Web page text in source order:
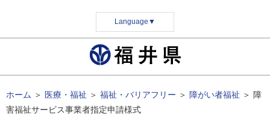
Language ▼
ホーム ＞ 医療・福祉 ＞ 福祉・バリアフリー ＞ 障がい者福祉 ＞ 障
害福祉サービス事業者指定申請様式